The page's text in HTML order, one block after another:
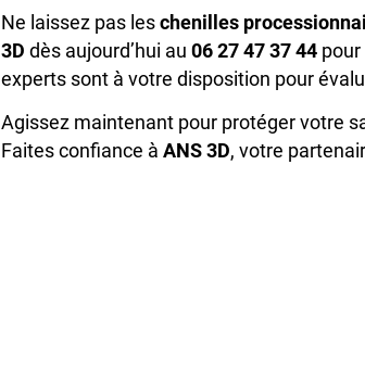
Ne laissez pas les chenilles
3D dès aujourd’hui au 06 27 47 37 44
experts sont à votre disposition pour
Agissez maintenant pour protéger votre
Faites confiance à ANS 3D, votre